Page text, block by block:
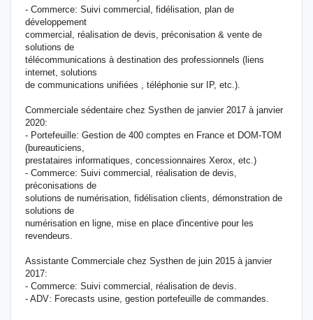
- Commerce: Suivi commercial, fidélisation, plan de
développement
commercial, réalisation de devis, préconisation & vente de
solutions de
télécommunications à destination des professionnels (liens
internet, solutions
de communications unifiées , téléphonie sur IP, etc.).
Commerciale sédentaire chez Systhen de janvier 2017 à janvier
2020:
- Portefeuille: Gestion de 400 comptes en France et DOM-TOM
(bureauticiens,
prestataires informatiques, concessionnaires Xerox, etc.)
- Commerce: Suivi commercial, réalisation de devis,
préconisations de
solutions de numérisation, fidélisation clients, démonstration de
solutions de
numérisation en ligne, mise en place d'incentive pour les
revendeurs.
Assistante Commerciale chez Systhen de juin 2015 à janvier
2017:
- Commerce: Suivi commercial, réalisation de devis.
- ADV: Forecasts usine, gestion portefeuille de commandes.